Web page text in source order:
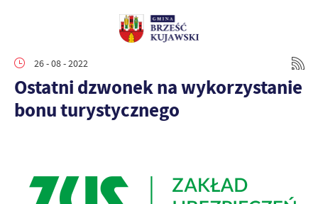
26 - 08 - 2022
Ostatni dzwonek na wykorzystanie
bonu turystycznego